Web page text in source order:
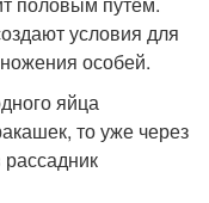
условия для
особей.
яйца
то уже через